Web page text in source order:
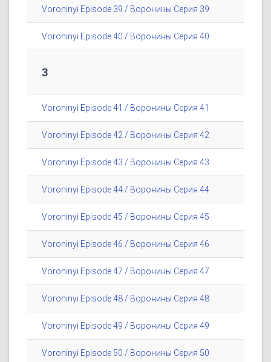
Voroninyi Episode 39 / Воронины Серия 39
Voroninyi Episode 40 / Воронины Серия 40
3
Voroninyi Episode 41 / Воронины Серия 41
Voroninyi Episode 42 / Воронины Серия 42
Voroninyi Episode 43 / Воронины Серия 43
Voroninyi Episode 44 / Воронины Серия 44
Voroninyi Episode 45 / Воронины Серия 45
Voroninyi Episode 46 / Воронины Серия 46
Voroninyi Episode 47 / Воронины Серия 47
Voroninyi Episode 48 / Воронины Серия 48
Voroninyi Episode 49 / Воронины Серия 49
Voroninyi Episode 50 / Воронины Серия 50